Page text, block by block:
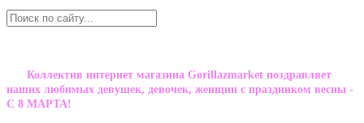
Коллектив интернет магазина Gorillazmarket поздравляет
наших любимых девушек, девочек, женщин с праздником весны -
С 8 МАРТА!